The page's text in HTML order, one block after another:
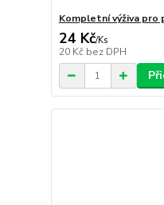
Kompletní výživa pro
24 Kč/Ks
20 Kč bez DPH